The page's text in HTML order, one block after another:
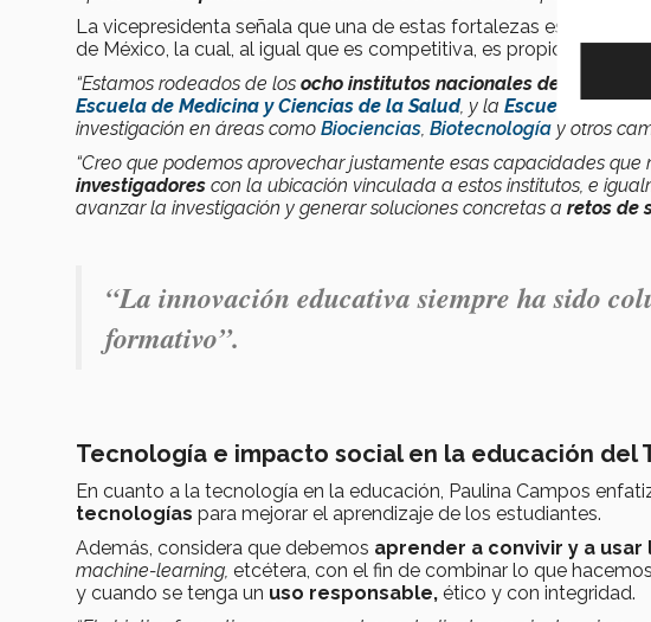
La vicepresidenta señala que una de estas fortalezas es
de México, la cual, al igual que es competitiva, es propicia para
“Estamos rodeados de los ocho institutos nacionales de salud
Escuela de Medicina y Ciencias de la Salud, y la Escuela
investigación en áreas como Biociencias, Biotecnología y otros
“Creo que podemos aprovechar justamente esas capacidades que
investigadores con la ubicación vinculada a estos institutos, e
avanzar la investigación y generar soluciones concretas a retos de
“La innovación educativasiempre ha sido
formativo”.
Tecnología e impacto social en la educación del
En cuanto a la tecnología en la educación, Paulina Campos
tecnologías para mejorar el aprendizaje de los estudiantes.
Además, considera que debemos aprender a convivir y a
machine-learning, etcétera, con el fin de combinar lo que
y cuando se tenga un uso responsable, ético y con integridad.